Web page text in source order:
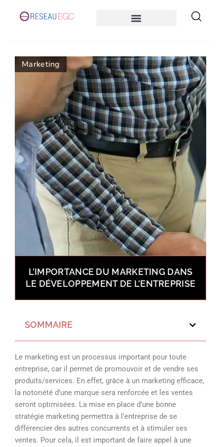
Marketing
L’IMPORTANCE DU MARKETING DANS
LE DÉVELOPPEMENT DE L’ENTREPRISE
SOMMAIRE
Le marketing est un processus important pour toute
entreprise, car il permet de promouvoir et de vendre ses
produits/services. En effet, grâce à un marketing efficace,
la notoriété d’une marque sera renforcée et les ventes
seront optimisées. La mise en place d’une bonne
stratégie marketing permettra à l’entreprise de se
différencier des autres concurrents et à stimuler ses
ventes. Pour cela, il est important de faire appel à une